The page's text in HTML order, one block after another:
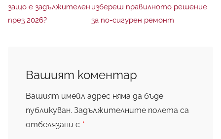
защо е задължителен
през 2026?
избереш правилното решение
за по-сигурен ремонт
Вашият коментар
Вашият имейл адрес няма да бъде
публикуван. Задължителните полета са
отбелязани с *